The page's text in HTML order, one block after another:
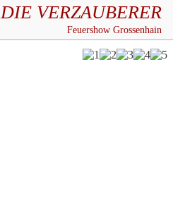
DIE VERZAUBERER
Feuershow Grossenhain